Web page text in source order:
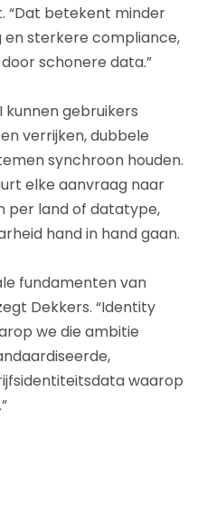
“Dat betekent minder
en sterkere compliance,
schonere data.”
gebruikers
verrijken, dubbele
synchroon houden.
elke aanvraag naar
per land of datatype,
hand in hand gaan.
fundamenten van
Dekkers. “Identity
we die ambitie
waarop